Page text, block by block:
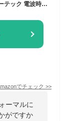
[シチズン]CITIZEN 腕時計 wicca ウィッカ ソーラーテック 電波時計 ハッピーダイアリー HAPPY DIARY シンプルアジャスト KS1-210-91 レディース
でチェック >>
ーマルに
がですか